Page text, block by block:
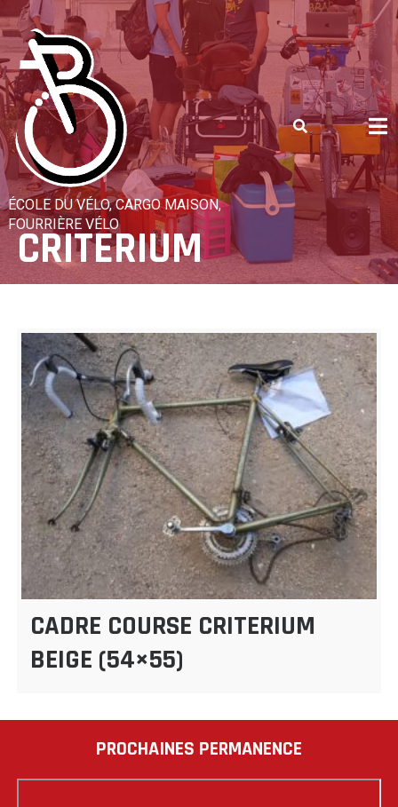
Skip
to
content
ÉCOLE DU VÉLO, CARGO MAISON,
FOURRIÈRE VÉLO
CRITERIUM
CADRE COURSE CRITERIUM
BEIGE (54×55)
PROCHAINES PERMANENCE